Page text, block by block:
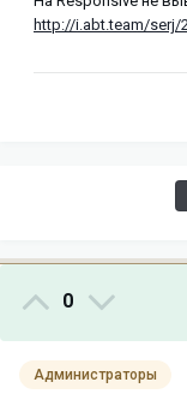
http://i.abt.team/serj/
0
Администраторы